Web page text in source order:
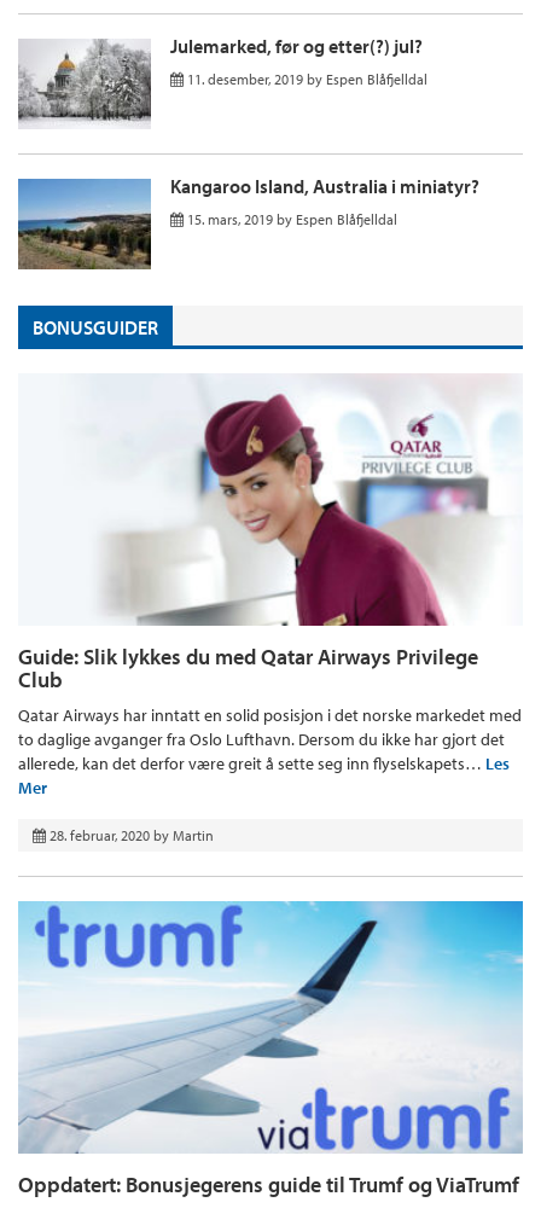
Julemarked, før og etter(?) jul?
11. desember, 2019 by Espen Blåfjelldal
Kangaroo Island, Australia i miniatyr?
15. mars, 2019 by Espen Blåfjelldal
BONUSGUIDER
Guide: Slik lykkes du med Qatar Airways Privilege
Club
Qatar Airways har inntatt en solid posisjon i det norske markedet med
to daglige avganger fra Oslo Lufthavn. Dersom du ikke har gjort det
allerede, kan det derfor være greit å sette seg inn flyselskapets… Les
Mer
28. februar, 2020 by Martin
Oppdatert: Bonusjegerens guide til Trumf og ViaTrumf